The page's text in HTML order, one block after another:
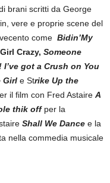
brani scritti da George
vere e proprie scene del
come Bidin’My
Girl Crazy, Someone
I’ve got a Crush on You
Girl e Strike Up the
il film con Fred Astaire A
thik off per la
Shall We Dance e la
nella commedia musicale